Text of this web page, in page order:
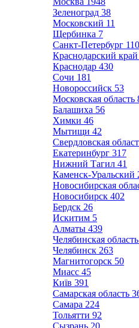
Зеленоград 38
Московский 11
Щербинка 7
Санкт-Петербург
Краснодарский край
Краснодар 430
Сочи 181
Новороссийск 53
Московская область
Балашиха 56
Химки 46
Мытищи 42
Свердловская
Екатеринбург 317
Нижний Тагил 41
Каменск-Уральский
Новосибирская
Новосибирск 402
Бердск 26
Искитим 5
Алматы 439
Челябинская область
Челябинск 263
Магнитогорск 50
Миасс 45
Київ 391
Самарская область
Самара 224
Тольятти 92
Сызрань 20